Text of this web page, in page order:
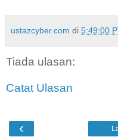
ustazcyber.com di 5:49:00
Tiada ulasan:
Catat Ulasan
‹